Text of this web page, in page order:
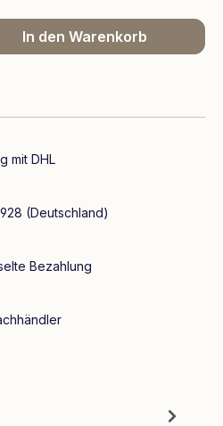
den gewünschten
In den Warenkorb
mit DHL
(Deutschland)
Bezahlung